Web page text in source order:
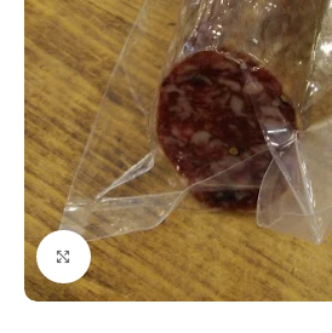
Click to enlarge